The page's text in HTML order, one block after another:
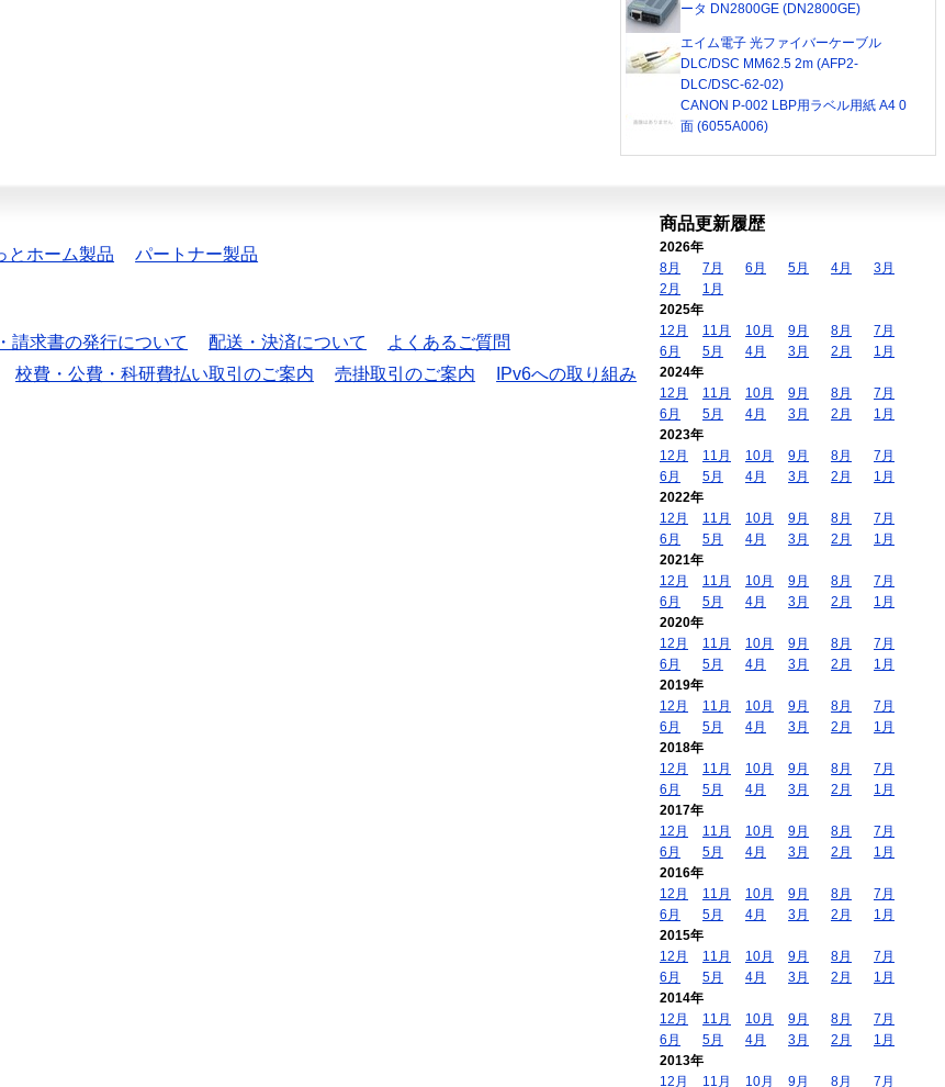
ータ DN2800GE (DN2800GE)
エイム電子 光ファイバーケーブル
DLC/DSC MM62.5 2m (AFP2-
DLC/DSC-62-02)
CANON P-002 LBP用ラベル用紙 A4 0
面 (6055A006)
とホーム製品 パートナー製品
請求書の発行について 配送・決済について
よくあるご質問
校費・公費・科研費払い取引のご案内 売掛取引のご案内
IPv6への取り組み
商品更新履歴
2026年
8月
7月 6月 5月 4月
3月
2月
1月
2025年
12月
11月 10月 9月 8月
7月
6月
5月 4月 3月 2月
1月
2024年
12月
11月 10月 9月 8月
7月
6月
5月 4月 3月 2月
1月
2023年
12月
11月 10月 9月 8月
7月
6月
5月 4月 3月 2月
1月
2022年
12月
11月 10月 9月 8月
7月
6月
5月 4月 3月 2月
1月
2021年
12月
11月 10月 9月 8月
7月
6月
5月 4月 3月 2月
1月
2020年
12月
11月 10月 9月 8月
7月
6月
5月 4月 3月 2月
1月
2019年
12月
11月 10月 9月 8月
7月
6月
5月 4月 3月 2月
1月
2018年
12月
11月 10月 9月 8月
7月
6月
5月 4月 3月 2月
1月
2017年
12月
11月 10月 9月 8月
7月
6月
5月 4月 3月 2月
1月
2016年
12月
11月 10月 9月 8月
7月
6月
5月 4月 3月 2月
1月
2015年
12月
11月 10月 9月 8月
7月
6月
5月 4月 3月 2月
1月
2014年
12月
11月 10月 9月 8月
7月
6月
5月 4月 3月 2月
1月
2013年
12月
11月 10月 9月 8月 7月